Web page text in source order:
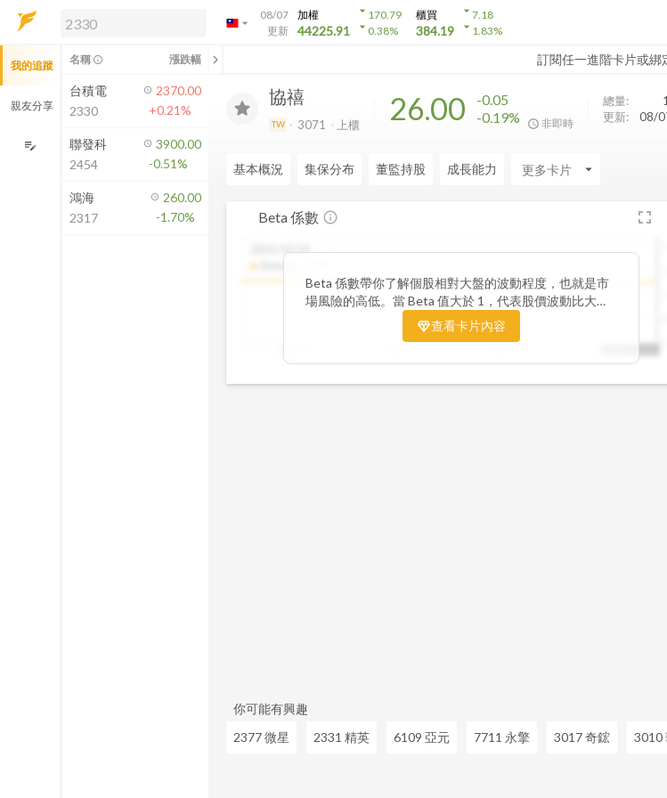
arrow_drop_down
08/07
更新
加權
44225.91
arrow_drop_down170.79
arrow_drop_down0.38%
櫃買
384.19
arrow_drop_down7.18
arrow_drop_down1.83%
訂閱任一進階卡片或綁
解鎖即時行情及進階功能
方案」，即可解鎖以下功能：
即時行情
即時市況與排行
成交金額熱力圖
前往方案訂閱
如何綁定合作券商
協禧
TW 3071 上櫃 26.00
-0.05
-0.19%
非即時
總量:
更新:
08/
基本概況 集保分布 董監持股 成長能力 arrow_drop_down
Beta 係數 fullscreen
info_outline
2025/10/14
Beta 係數帶你了解個股相對大盤的波動程度，也就是市
場風險的高低。當 Beta 值大於 1，代表股價波動比大盤
更劇烈，屬於高風險高報酬型；若 Beta 值小於 1，則表
示波動相對穩定，抗跌性較強。透過觀察 Beta 值的變化
查看卡片內容
你可能有興趣
2377 微星
2331 精英 6109 亞元 7711 永擎 3017 奇鋐 3010
我的追蹤
親友分享
edit_note
名稱 info_outline 漲跌幅 chevron_left
台積電
2330
2370.00
+0.21%
聯發科
2454
3900.00
-0.51%
鴻海
2317
260.00
-1.70%